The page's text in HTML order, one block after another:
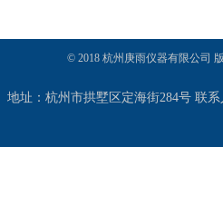
© 2018 杭州庚雨仪器有限公司
地址：杭州市拱墅区定海街284号 联